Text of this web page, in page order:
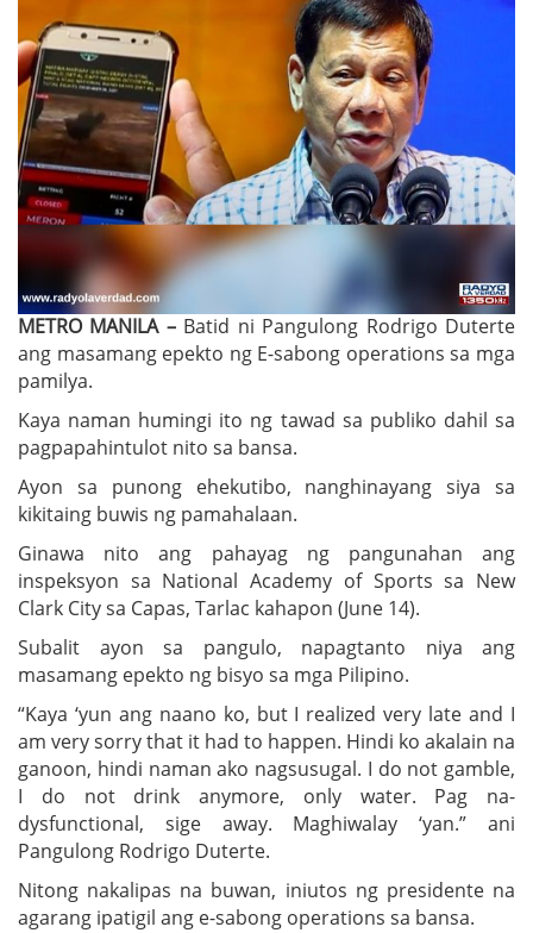
METRO MANILA – Batid ni Pangulong Rodrigo Duterte
ang masamang epekto ng E-sabong operations sa mga
pamilya.
Kaya naman humingi ito ng tawad sa publiko dahil sa
pagpapahintulot nito sa bansa.
Ayon sa punong ehekutibo, nanghinayang siya sa
kikitaing buwis ng pamahalaan.
Ginawa nito ang pahayag ng pangunahan ang
inspeksyon sa National Academy of Sports sa New
Clark City sa Capas, Tarlac kahapon (June 14).
Subalit ayon sa pangulo, napagtanto niya ang
masamang epekto ng bisyo sa mga Pilipino.
“Kaya ‘yun ang naano ko, but I realized very late and I
am very sorry that it had to happen. Hindi ko akalain na
ganoon, hindi naman ako nagsusugal. I do not gamble,
I do not drink anymore, only water. Pag na-
dysfunctional, sige away. Maghiwalay ‘yan.” ani
Pangulong Rodrigo Duterte.
Nitong nakalipas na buwan, iniutos ng presidente na
agarang ipatigil ang e-sabong operations sa bansa.